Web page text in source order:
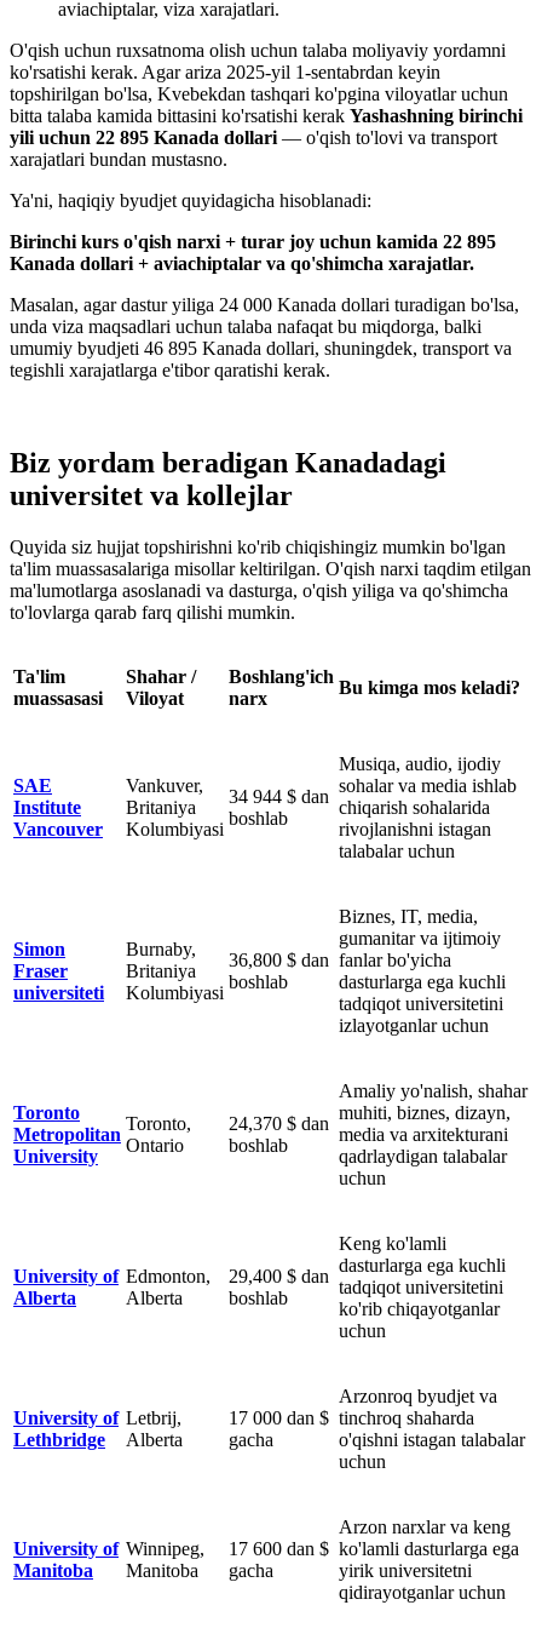
aviachiptalar, viza xarajatlari.
O'qish uchun ruxsatnoma olish uchun talaba moliyaviy yordamni
ko'rsatishi kerak. Agar ariza 2025-yil 1-sentabrdan keyin
topshirilgan bo'lsa, Kvebekdan tashqari ko'pgina viloyatlar uchun
bitta talaba kamida bittasini ko'rsatishi kerak Yashashning birinchi
yili uchun 22 895 Kanada dollari — o'qish to'lovi va transport
xarajatlari bundan mustasno.
Ya'ni, haqiqiy byudjet quyidagicha hisoblanadi:
Birinchi kurs o'qish narxi + turar joy uchun kamida 22 895
Kanada dollari + aviachiptalar va qo'shimcha xarajatlar.
Masalan, agar dastur yiliga 24 000 Kanada dollari turadigan bo'lsa,
unda viza maqsadlari uchun talaba nafaqat bu miqdorga, balki
umumiy byudjeti 46 895 Kanada dollari, shuningdek, transport va
tegishli xarajatlarga e'tibor qaratishi kerak.
Biz yordam beradigan Kanadadagi
universitet va kollejlar
Quyida siz hujjat topshirishni ko'rib chiqishingiz mumkin bo'lgan
ta'lim muassasalariga misollar keltirilgan. O'qish narxi taqdim etilgan
ma'lumotlarga asoslanadi va dasturga, o'qish yiliga va qo'shimcha
to'lovlarga qarab farq qilishi mumkin.
Ta'lim
muassasasi
Shahar /
Viloyat
Boshlang'ich
narx
Bu kimga mos keladi?
SAE
Institute
Vancouver
Vankuver,
Britaniya
Kolumbiyasi
34 944 $ dan
boshlab
Musiqa, audio, ijodiy
sohalar va media ishlab
chiqarish sohalarida
rivojlanishni istagan
talabalar uchun
Simon
Fraser
universiteti
Burnaby,
Britaniya
Kolumbiyasi
36,800 $ dan
boshlab
Biznes, IT, media,
gumanitar va ijtimoiy
fanlar bo'yicha
dasturlarga ega kuchli
tadqiqot universitetini
izlayotganlar uchun
Toronto
Metropolitan
University
Toronto,
Ontario
24,370 $ dan
boshlab
Amaliy yo'nalish, shahar
muhiti, biznes, dizayn,
media va arxitekturani
qadrlaydigan talabalar
uchun
University of
Alberta
Edmonton,
Alberta
29,400 $ dan
boshlab
Keng ko'lamli
dasturlarga ega kuchli
tadqiqot universitetini
ko'rib chiqayotganlar
uchun
University of
Lethbridge
Letbrij,
Alberta
17 000 dan $
gacha
Arzonroq byudjet va
tinchroq shaharda
o'qishni istagan talabalar
uchun
University of
Manitoba
Winnipeg,
Manitoba
17 600 dan $
gacha
Arzon narxlar va keng
ko'lamli dasturlarga ega
yirik universitetni
qidirayotganlar uchun